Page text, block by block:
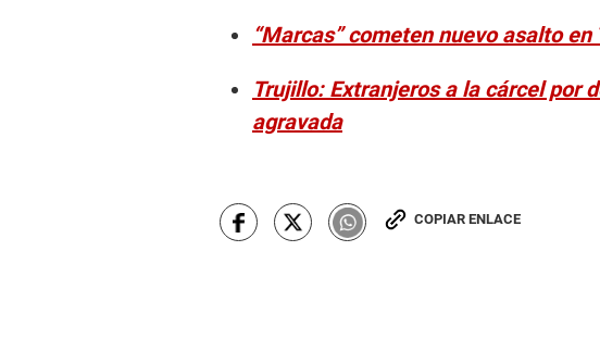
“Marcas” cometen nuevo asalto
Trujillo: Extranjeros a la cárcel por
agravada
COPIAR ENLACE